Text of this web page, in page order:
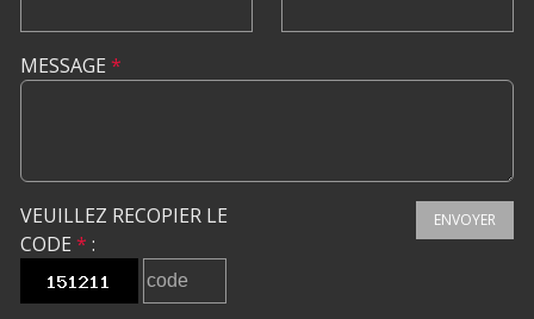
MESSAGE *
VEUILLEZ RECOPIER LE
CODE * :
ENVOYER